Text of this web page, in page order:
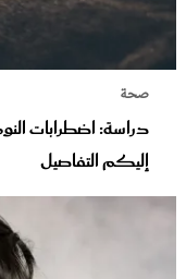
صحة
دراسة: اضطرابات النوم
إليكم التفاصيل